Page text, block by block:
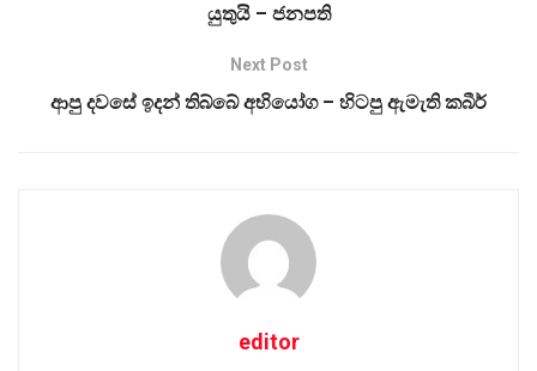
යුතුයි – ජනපති
Next Post
ආපු දවසේ ඉදන් තිබ්බේ අභියෝග – හිටපු ඇමැති කබීර්
editor